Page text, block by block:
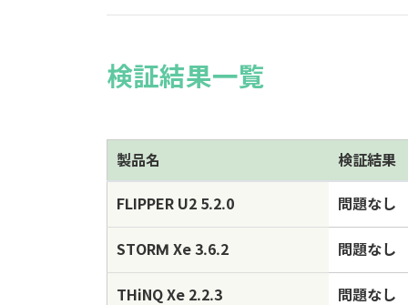
検証結果一覧
製品名 検証結果
FLIPPER U2 5.2.0 問題なし
STORM Xe 3.6.2 問題なし
THiNQ Xe 2.2.3 問題なし